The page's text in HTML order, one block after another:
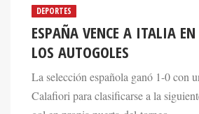
DEPORTES
ESPAÑA VENCE A ITALIA
LOS AUTOGOLES
La selección española ganó 1-0 con
Calafiori para clasificarse a la